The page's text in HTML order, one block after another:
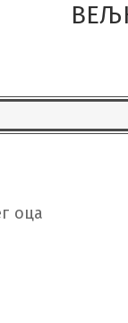
оца